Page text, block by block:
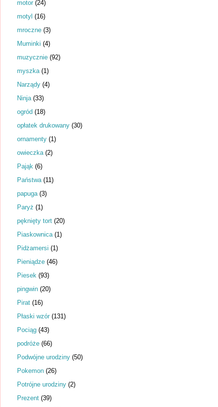
motor (24)
motyl (16)
mroczne (3)
Muminki (4)
muzycznie (92)
myszka (1)
Narządy (4)
Ninja (33)
ogród (18)
opłatek drukowany (30)
ornamenty (1)
owieczka (2)
Pająk (6)
Państwa (11)
papuga (3)
Paryż (1)
pęknięty tort (20)
Piaskownica (1)
Pidżamersi (1)
Pieniądze (46)
Piesek (93)
pingwin (20)
Pirat (16)
Płaski wzór (131)
Pociąg (43)
podróże (66)
Podwójne urodziny (50)
Pokemon (26)
Potrójne urodziny (2)
Prezent (39)